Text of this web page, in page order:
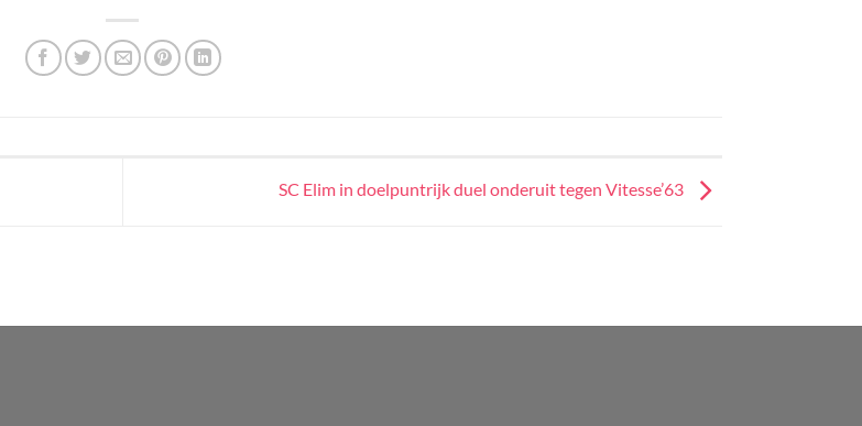
SC Elim in doelpuntrijk duel onderuit tegen Vitesse’63